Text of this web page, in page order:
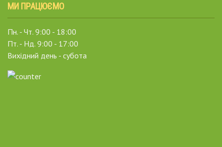
МИ ПРАЦЮЄМО
Пн. - Чт. 9:00 - 18:00
Пт. - Нд. 9:00 - 17:00
Вихідний день - субота